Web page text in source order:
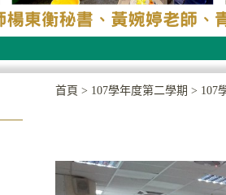
首頁 > 107學年度第二學期 > 107